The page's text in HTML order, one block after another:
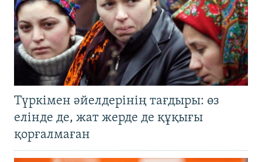
Түркімен әйелдерінің тағдыры: өз
елінде де, жат жерде де құқығы
қорғалмаған